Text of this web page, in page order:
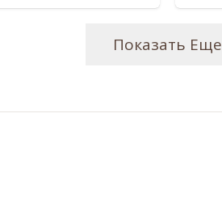
Показать Еще